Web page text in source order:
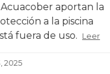
aportan la
a la piscina
de uso.Leer